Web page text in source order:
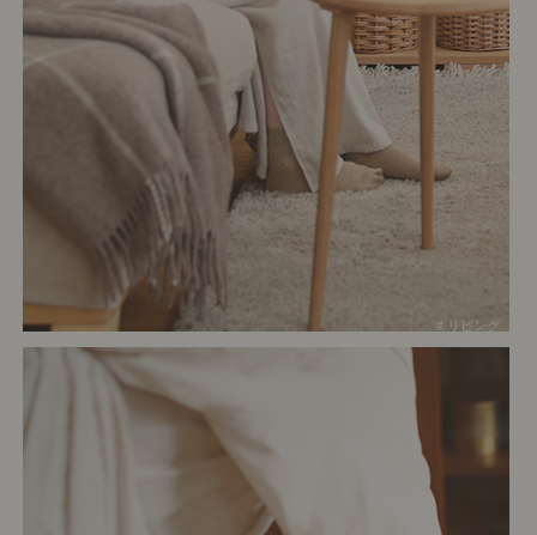
# リビング